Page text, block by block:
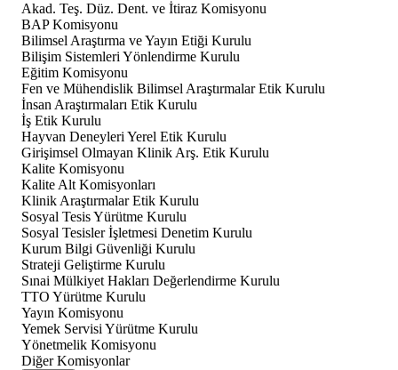
Akad. Teş. Düz. Dent. ve İtiraz Komisyonu
BAP Komisyonu
Bilimsel Araştırma ve Yayın Etiği Kurulu
Bilişim Sistemleri Yönlendirme Kurulu
Eğitim Komisyonu
Fen ve Mühendislik Bilimsel Araştırmalar Etik Kurulu
İnsan Araştırmaları Etik Kurulu
İş Etik Kurulu
Hayvan Deneyleri Yerel Etik Kurulu
Girişimsel Olmayan Klinik Arş. Etik Kurulu
Kalite Komisyonu
Kalite Alt Komisyonları
Klinik Araştırmalar Etik Kurulu
Sosyal Tesis Yürütme Kurulu
Sosyal Tesisler İşletmesi Denetim Kurulu
Kurum Bilgi Güvenliği Kurulu
Strateji Geliştirme Kurulu
Sınai Mülkiyet Hakları Değerlendirme Kurulu
TTO Yürütme Kurulu
Yayın Komisyonu
Yemek Servisi Yürütme Kurulu
Yönetmelik Komisyonu
Diğer Komisyonlar